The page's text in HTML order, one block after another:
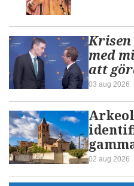
Krisen
med
att
03 aug 2026
02 aug 2026